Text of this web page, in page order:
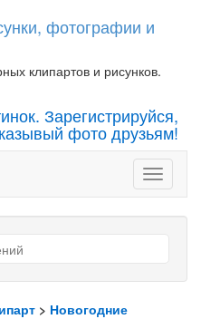
фотографии и
клипартов и рисунков.
Зарегистрируйся,
фото друзьям!
Toggle
> Новогодние